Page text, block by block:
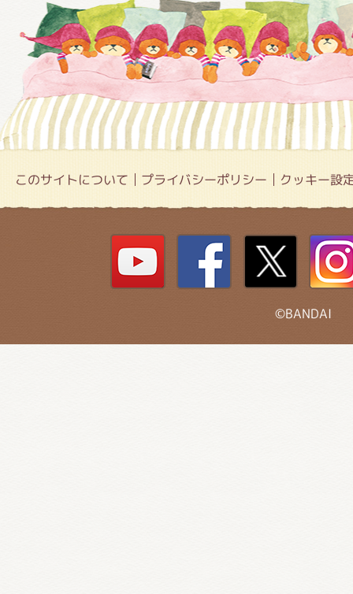
このサイトについて プライバシーポリシー クッキー設
©BANDAI